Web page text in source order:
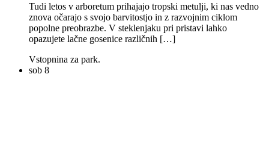
Tudi letos v arboretum prihajajo tropski metulji, ki nas vedno
znova očarajo s svojo barvitostjo in z razvojnim ciklom
popolne preobrazbe. V steklenjaku pri pristavi lahko
opazujete lačne gosenice različnih […]
Vstopnina za park.
sob 8